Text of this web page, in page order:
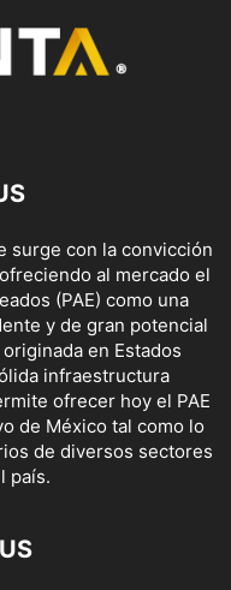
surge con la convicción
al mercado el
(PAE) como una
y de gran potencial
en Estados
infraestructura
ofrecer hoy el PAE
de México tal como lo
de diversos sectores
país.